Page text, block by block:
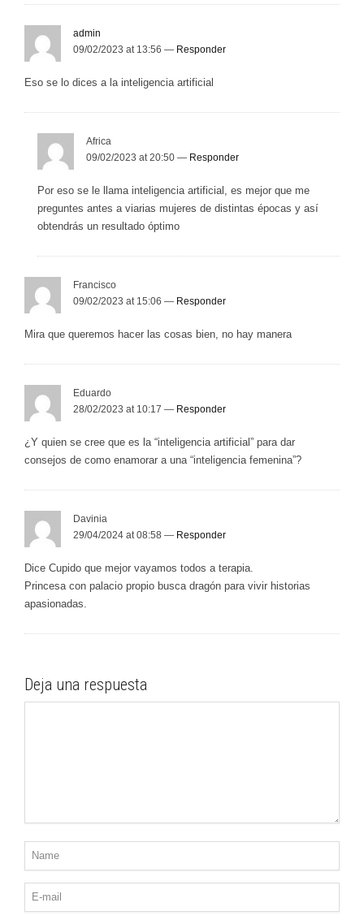
admin
09/02/2023 at 13:56 — Responder
Eso se lo dices a la inteligencia artificial
Africa
09/02/2023 at 20:50 — Responder
Por eso se le llama inteligencia artificial, es mejor que me
preguntes antes a viarias mujeres de distintas épocas y así
obtendrás un resultado óptimo
Francisco
09/02/2023 at 15:06 — Responder
Mira que queremos hacer las cosas bien, no hay manera
Eduardo
28/02/2023 at 10:17 — Responder
¿Y quien se cree que es la “inteligencia artificial” para dar
consejos de como enamorar a una “inteligencia femenina”?
Davinia
29/04/2024 at 08:58 — Responder
Dice Cupido que mejor vayamos todos a terapia.
Princesa con palacio propio busca dragón para vivir historias
apasionadas.
Deja una respuesta